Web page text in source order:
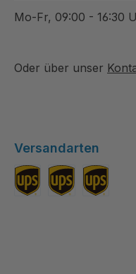
Mo-Fr, 09:00 - 16:30
Oder über unser
Versandarten